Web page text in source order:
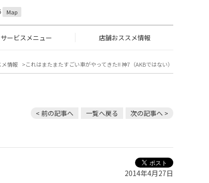
Map
サービスメニュー 店舗おススメ情報
情報 これはまたまたすごい車がやってきた!! 神7（AKBではない）
< 前の記事へ 一覧へ戻る 次の記事へ >
2014年4月27日